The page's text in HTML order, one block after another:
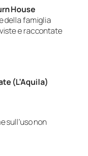
House
della famiglia
e raccontate
(L’Aquila)
sull’uso non